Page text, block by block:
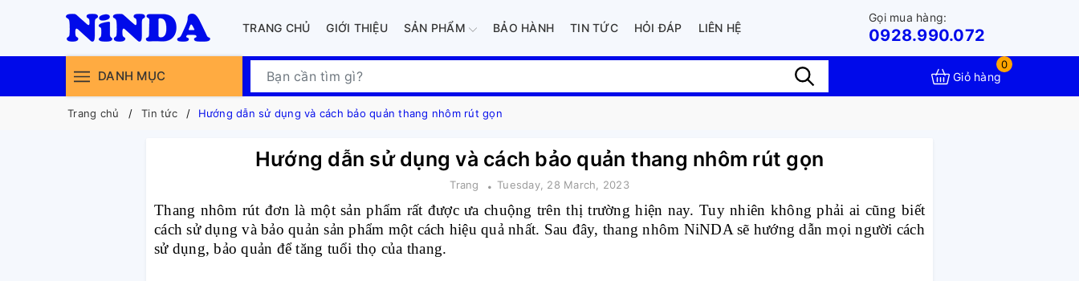
TRANG CHỦ GIỚI THIỆU SẢN PHẨM BẢO HÀNH TIN TỨC HỎI ĐÁP LIÊN HỆ
Gọi mua hàng:
0928.990.072
DANH MỤC
0
Giỏ hàng
Trang chủ Tin tức Hướng dẫn sử dụng và cách bảo quản thang nhôm rút gọn
Hướng dẫn sử dụng và cách bảo quản thang nhôm rút gọn
Trang Tuesday, 28 March, 2023
Thang nhôm rút đơn là một sản phẩm rất được ưa chuộng trên thị trường hiện nay. Tuy nhiên không phải ai cũng biết
cách sử dụng và bảo quản sản phẩm một cách hiệu quả nhất. Sau đây, thang nhôm NiNDA sẽ hướng dẫn mọi người cách
sử dụng, bảo quản để tăng tuổi thọ của thang.